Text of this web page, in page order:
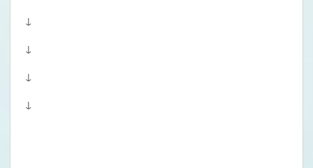
↓
↓
↓
↓